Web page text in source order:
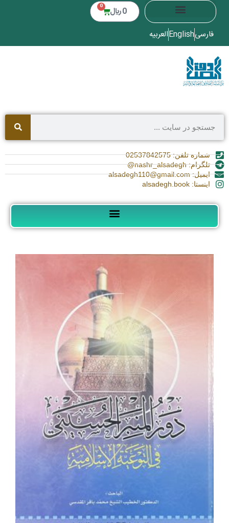
0 ﷼ 0
فارسیEnglishالعربیه
شماره تلفن: 02537842575
تلگرام: nashr_alsadegh@
ایمیل: alsadegh110@gmail.com
اینستا: alsadegh.book